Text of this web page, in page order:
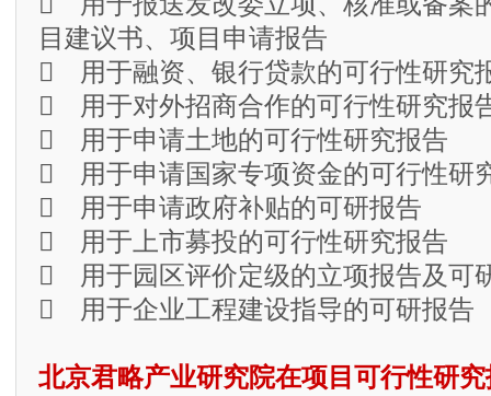
目建议书、项目申请报告
 用于融资、银行贷款的可行性研究
 用于对外招商合作的可行性研究报
 用于申请土地的可行性研究报告
 用于申请国家专项资金的可行性研
 用于申请政府补贴的可研报告
 用于上市募投的可行性研究报告
 用于园区评价定级的立项报告及可
 用于企业工程建设指导的可研报告
北京君略产业研究院在项目可行性研